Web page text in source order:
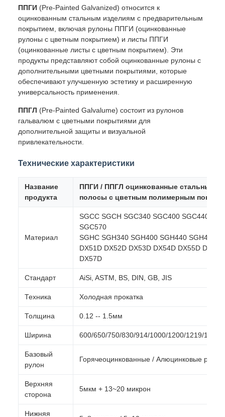
ППГИ (Pre-Painted Galvanized) относится к
оцинкованным стальным изделиям с предварительным
покрытием, включая рулоны ППГИ (оцинкованные
рулоны с цветным покрытием) и листы ППГИ
(оцинкованные листы с цветным покрытием). Эти
продукты представляют собой оцинкованные рулоны с
дополнительными цветными покрытиями, которые
обеспечивают улучшенную эстетику и расширенную
универсальность применения.
ППГЛ (Pre-Painted Galvalume) состоит из рулонов
гальвалюм с цветными покрытиями для
дополнительной защиты и визуальной
привлекательности.
Технические характеристики
Название
продукта
ППГИ / ППГЛ оцинкованные стальные
полосы с цветным полимерным
Материал
SGCC SGCH SGC340 SGC400 SGC440
SGC570
SGHC SGH340 SGH400 SGH440 SGH490
DX51D DX52D DX53D DX54D DX55D DX56D
DX57D
Стандарт AiSi, ASTM, BS, DIN, GB, JIS
Техника Холодная прокатка
Толщина 0.12 -- 1.5мм
Ширина 600/650/750/830/914/1000/1200/1219/
Базовый
рулон
Горячеоцинкованные / Алюцинковые
Верхняя
сторона
5мкм + 13~20 микрон
Нижняя